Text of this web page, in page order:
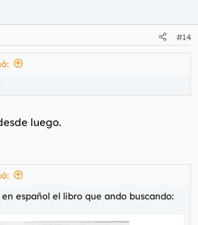
#14
luego.
español el libro que ando buscando: